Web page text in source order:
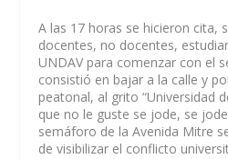
A las 17 horas se hicieron cita,
docentes, no docentes,
UNDAV para comenzar con el
consistió en bajar a la calle y
peatonal, al grito “Universidad
que no le guste se jode, se
semáforo de la Avenida Mitre
de visibilizar el conflicto